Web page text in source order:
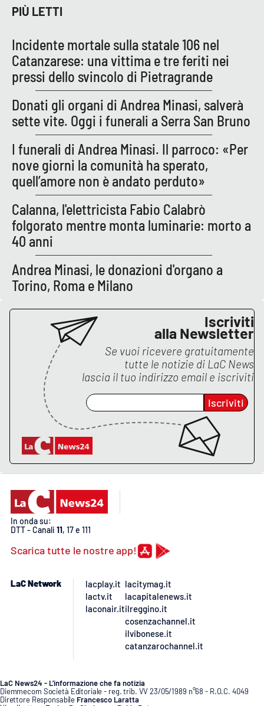
Le perfidie di Antonella Grippo
Venti di comunicazione
STREAMING
LaC TV
LaC Network
LaC OnAir
EDIZIONI
LOCALI
Catanzaro
Crotone
Vibo Valentia
Reggio Calabria
Cosenza
Lamezia Terme
PROGETTI
SPECIALI
Buona Sanità Calabria
LA
CALABRIAVISIONE
Destinazioni
LAC
NETWORK
PIÙ LETTI
Incidente mortale sulla statale 106 nel
Catanzarese: una vittima e tre feriti nei
pressi dello svincolo di Pietragrande
Donati gli organi di Andrea Minasi, salverà
sette vite. Oggi i funerali a Serra San Bruno
I funerali di Andrea Minasi. Il parroco: «Per
nove giorni la comunità ha sperato,
quell’amore non è andato perduto»
Calanna, l'elettricista Fabio Calabrò
folgorato mentre monta luminarie: morto a
40 anni
Andrea Minasi, le donazioni d'organo a
Torino, Roma e Milano
Iscriviti
alla Newsletter
Se vuoi ricevere gratuitamente
tutte le notizie di LaC News
lascia il tuo indirizzo email e iscriviti
Iscriviti
In onda su:
DTT - Canali 11, 17 e 111
Scarica tutte le nostre app!
LaC Network
lacplay.it
lactv.it
laconair.it
lacitymag.it
lacapitalenews.it
ilreggino.it
cosenzachannel.it
ilvibonese.it
catanzarochannel.it
LaC News24 - L’informazione che fa notizia
Diemmecom Società Editoriale - reg. trib. VV 23/05/1989 n°68 - R.O.C. 4049
Direttore Responsabile Francesco Laratta